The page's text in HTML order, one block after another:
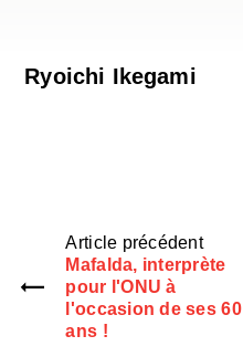
Ryoichi Ikegami
Article précédent
Mafalda, interprète
pour l'ONU à
l'occasion de ses 60
ans !